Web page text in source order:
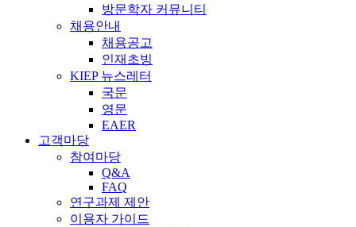
방문학자 커뮤니티
채용안내
채용공고
인재초빙
KIEP 뉴스레터
국문
영문
EAER
고객마당
참여마당
Q&A
FAQ
연구과제 제안
이용자 가이드